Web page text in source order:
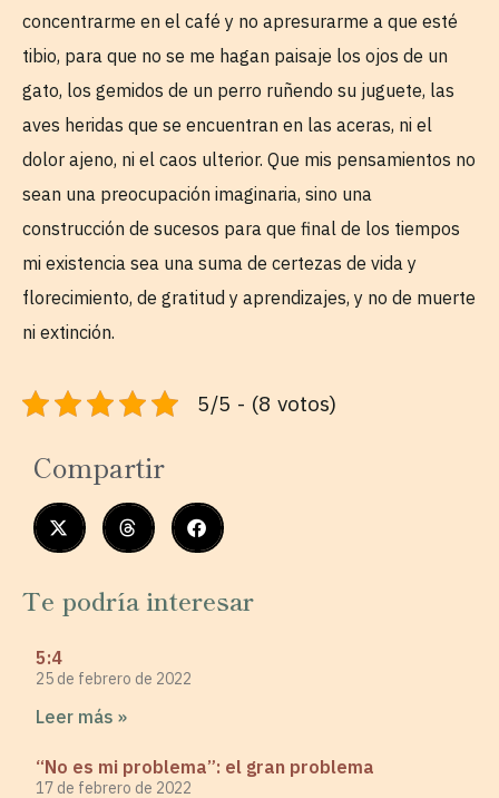
concentrarme en el café y no apresurarme a que esté
tibio, para que no se me hagan paisaje los ojos de un
gato, los gemidos de un perro ruñendo su juguete, las
aves heridas que se encuentran en las aceras, ni el
dolor ajeno, ni el caos ulterior. Que mis pensamientos no
sean una preocupación imaginaria, sino una
construcción de sucesos para que final de los tiempos
mi existencia sea una suma de certezas de vida y
florecimiento, de gratitud y aprendizajes, y no de muerte
ni extinción.
5/5 - (8 votos)
Compartir
Te podría interesar
5:4
25 de febrero de 2022
Leer más »
“No es mi problema”: el gran problema
17 de febrero de 2022